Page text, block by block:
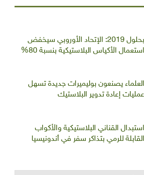
بحلول 2019: الإتحاد الأوروبي سيخفض
استعمال الأكياس البلاستيكية بنسبة 80%
العلماء يصنعون بوليميرات جديدة تسهل
عمليات إعادة تدوير البلاستيك
استبدال القناني البلاستيكية والأكواب
القابلة للرمي بتذاكر سفر في أندونيسيا